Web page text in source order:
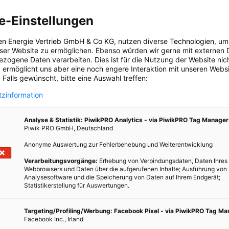
entlassen wird. Wenn es dem „Unternehmen“ hilft, ist
versucht die Gruppe, alle Mitglieder im Boot zu
auch immer.
aus dem Finanzdiktat
Fondsmanager oder Banken die Argumentation negativ
noch nicht wirklich auf dem nachhaltigen Weg. Professor
hierzu und weist letztlich nach, dass nicht eben allein die
oder einer Firma sind, sondern natürlich auch die Mitwelt.
in ihre Argumentation, ihre Kalkulationen einbeziehen,
den Firmen, die wirklich nur die Renditeforderung der
beachten müssen. Diese Betriebe bluten, wie alle aktuellen
– wie Dinosaurier daran, dass ihnen die
Ein Beispiel sind die Energieriesen, die, wie E.ON beginnen,
aufzulösen, um die „Altlasten“, also ihre Umweltprobleme, die
Hier werden die Bürger als Steuerzahler gewaltige
die horrenden Gewinne, die bereits abgezogen wurden noch
Verursacher nicht zu den Konsequenzen ihres Handelns
Einstellungen
Energie Vertrieb GmbH & Co KG, nutzen diverse Technologien,
Website zu ermöglichen. Ebenso würden wir gerne mit externen
Daten verarbeiten. Dies ist für die Nutzung der Website
ermöglicht uns aber eine noch engere Interaktion mit unseren
Falls gewünscht, bitte eine Auswahl treffen:
Analyse & Statistik: PiwikPRO Analytics - via PiwikPRO Tag Manager
Piwik PRO GmbH, Deutschland
Anonyme Auswertung zur Fehlerbehebung und Weiterentwicklung
Verarbeitungsvorgänge: Erhebung von Verbindungsdaten, Daten Ihres
Webbrowsers und Daten über die aufgerufenen Inhalte; Ausführung von
Analysesoftware und die Speicherung von Daten auf Ihrem Endgerät;
Statistikerstellung für Auswertungen.
Targeting/Profiling/Werbung: Facebook Pixel - via PiwikPRO Tag
Facebook Inc., Irland